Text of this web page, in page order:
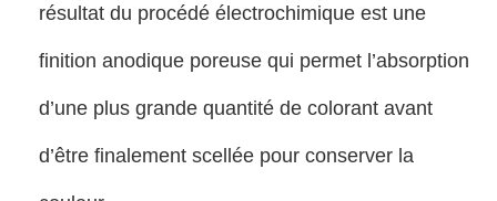
résultat du procédé électrochimique est une
finition anodique poreuse qui permet l’absorption
d’une plus grande quantité de colorant avant
d’être finalement scellée pour conserver la